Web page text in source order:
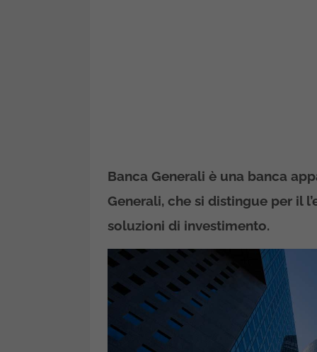
Banca Generali è una banca
Generali, che si distingue per il
soluzioni di investimento.